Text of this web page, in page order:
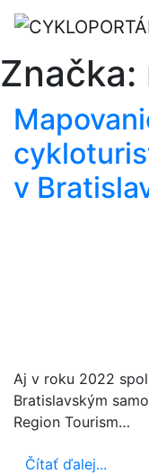
Značka:
v
Aj v roku 2022
Bratislavským
Region Tourism…
Čítať ďalej...